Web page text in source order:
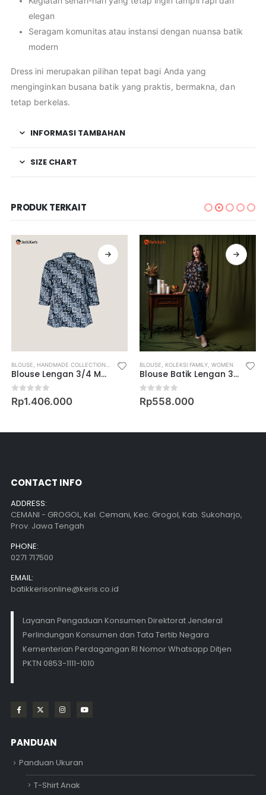
elegan
Seragam komunitas atau instansi dengan nuansa batik
modern
Dress ini merupakan pilihan tepat bagi Anda yang
menginginkan busana batik yang praktis, bermakna, dan
tetap berkelas.
INFORMASI TAMBAHAN
SIZE CHART
PRODUK TERKAIT
BLOUSE HANDMADE COLLECTION WOMEN
Blouse Lengan 3/4 Motif Keris Lengko
0out of 5
Rp1.406.000
BLOUSE KOLEKSI FAMILY, WOMEN
Blouse Batik Lengan 3/4 Motif Keris Lung Rahajeng
0out of 5
Rp558.000
CONTACT INFO
ADDRESS:
CEMANI - GROGOL, Kel. Cemani, Kec. Grogol, Kab. Sukoharjo,
Prov. Jawa Tengah
PHONE:
0271 717500
EMAIL:
batikkerisonline@keris.co.id
Layanan Pengaduan Konsumen Direktorat Jenderal
Perlindungan Konsumen dan Tata Tertib Negara
Kementerian Perdagangan RI Nomor Whatsapp Ditjen
PKTN 0853-1111-1010
PANDUAN
Panduan Ukuran
T-Shirt Anak